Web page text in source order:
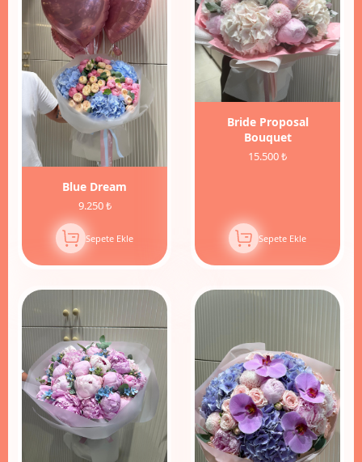
Blue Dream
9.250 ₺
Sepete Ekle
Bride Proposal
Bouquet
15.500 ₺
Sepete Ekle